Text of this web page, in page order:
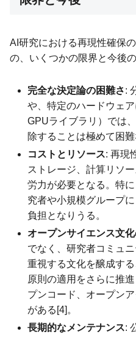
AI研究における再現性確保
の、いくつかの限界と今後
完全な決定論の困難さ:
や、特定のハードウェ
GPUライブラリ）では
除することは極めて困難
コストとリソース: 再現
ストレージ、計算リソ
労力が必要となる。特
究者や小規模グループ
負担となりうる。
オープンサイエンス文
でなく、研究者コミュ
重視する文化を醸成す
原則の適用をさらに推
プンコード、オープン
がある[4]。
長期的なメンテナンス: